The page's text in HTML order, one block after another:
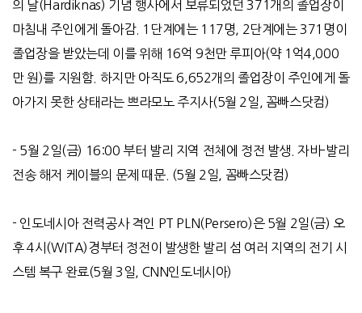
의 날(Hardiknas) 기념 행사에서 보류되었던 371 개의 졸업장이
마침내 주인에게 돌아감. 1 단계에는117명 , 2단계에는371 명이
졸업장을 받았는데 이를 위해 16억 9천만 루피아(약1 억4,000
만 원 )를 지원함. 하지만 아직도 6,652개의 졸업장이 주인에게 돌
아가지 못한 상태라는 쁘라모노 주지사(5월 2일 꼼빠스닷컴)
- 5월 2일(금) 16:00 부터 발리 지역 전체에 정전 발생 .자바-발리
전송 해저 케이블의 문제 때문. (5월 2일 꼼빠스닷컴)
- 인도네시아 전력공사 격인 PT PLN(Persero)은5월 2일(금) 오
후4시 (WITA)경부터 정전이 발생한 발리 섬 여러 지역의 전기 시
스템 복구 완료(5월 3일 , CNN인도네시아)